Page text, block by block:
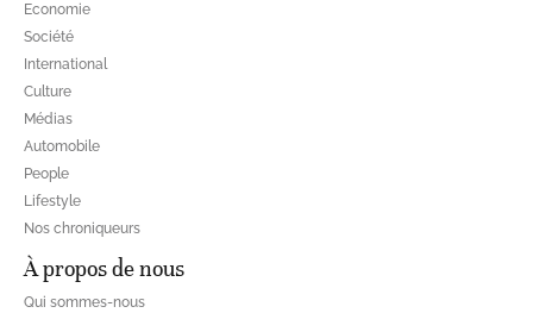
Economie
Société
International
Culture
Médias
Automobile
People
Lifestyle
Nos chroniqueurs
À propos de nous
Qui sommes-nous